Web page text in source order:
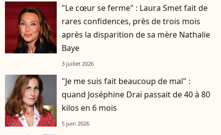
"Le cœur se ferme" : Laura Smet fait de
rares confidences, près de trois mois
après la disparition de sa mère Nathalie
Baye
3 juillet 2026
"Je me suis fait beaucoup de mal" :
quand Joséphine Draï passait de 40 à 80
kilos en 6 mois
5 juin 2026